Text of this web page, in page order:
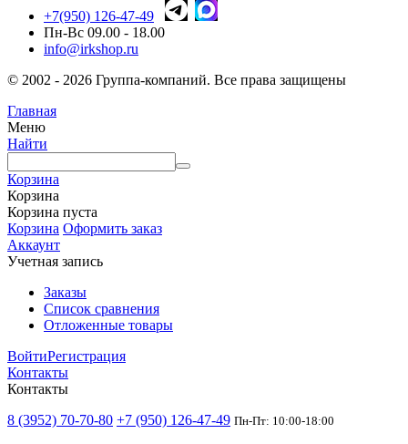
+7(950) 126-47-49
Пн-Вс 09.00 - 18.00
info@irkshop.ru
© 2002 - 2026 Группа-компаний. Все права защищены
Главная
Меню
Найти
Корзина
Корзина
Корзина пуста
Корзина Оформить заказ
Аккаунт
Учетная запись
Заказы
Список сравнения
Отложенные товары
ВойтиРегистрация
Контакты
Контакты
8 (3952) 70-70-80 +7 (950) 126-47-49 Пн-Пт: 10:00-18:00